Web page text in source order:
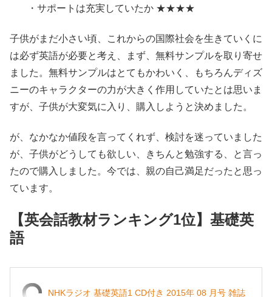
・サポートは充実していたか ★★★★
子供がまだ小さい頃、これからの国際社会を生きていくに
は必ず英語が必要と考え、まず、無料サンプルを取り寄せ
ました。無料サンプルはとてもかわいく、もちろんディズ
ニーのキャラクターの力が大きく作用していたとは思いま
すが、子供が大変気に入り、購入しようと決めました。
が、なかなか値段を言ってくれず、検討を迷っていました
が、子供がどうしても欲しい、きちんと勉強する、と言っ
たので購入しました。今では、親の自己満足だったと思っ
ています。
【英会話教材ランキング1位】基礎英
語
NHKラジオ 基礎英語1 CD付き 2015年 08 月号 雑誌